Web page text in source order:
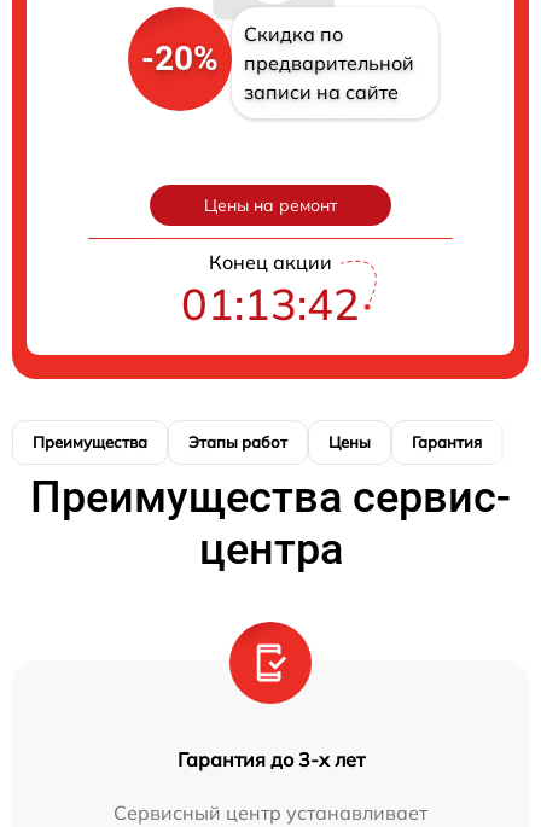
-20%
Скидка по
предварительной
записи на сайте
Цены на ремонт
Конец акции
01:13:41
Преимущества Этапы работ Цены Гарантия
Преимущества сервис-
центра
Гарантия до 3-х лет
Сервисный центр устанавливает